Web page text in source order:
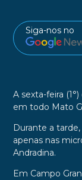
Siga-nos no
A sexta-feira
em todo Mato
Durante a
apenas nas
Andradina.
Em Campo